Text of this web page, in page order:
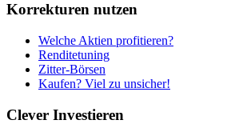
Korrekturen nutzen
Welche Aktien profitieren?
Renditetuning
Zitter-Börsen
Kaufen? Viel zu unsicher!
Clever Investieren